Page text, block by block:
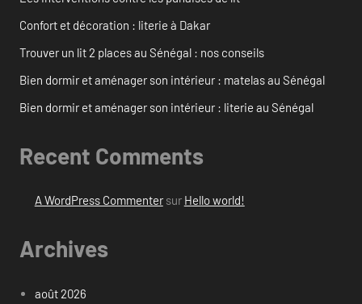
Confort et décoration : literie à Dakar
Trouver un lit 2 places au Sénégal : nos conseils
Bien dormir et aménager son intérieur : matelas au Sénégal
Bien dormir et aménager son intérieur : literie au Sénégal
Recent Comments
A WordPress Commentersur Hello world!
Archives
août 2026